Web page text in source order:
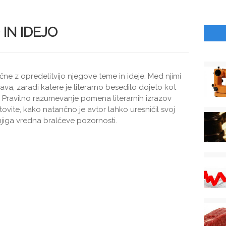
IDEJO
z opredelitvijo njegove teme in ideje. Med njimi
zaradi katere je literarno besedilo dojeto kot
razumevanje pomena literarnih izrazov
kako natančno je avtor lahko uresničil svoj
vredna bralčeve pozornosti.